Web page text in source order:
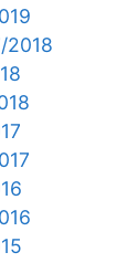
2018